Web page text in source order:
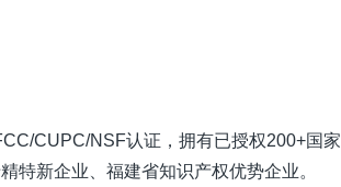
CUPC/NSF认证，拥有已授权200+国家
特新企业、福建省知识产权优势企业。